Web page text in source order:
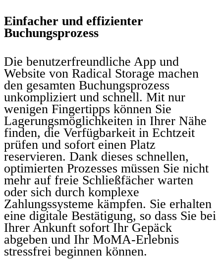
Einfacher und effizienter
Buchungsprozess
Die benutzerfreundliche App und
Website von Radical Storage machen
den gesamten Buchungsprozess
unkompliziert und schnell. Mit nur
wenigen Fingertipps können Sie
Lagerungsmöglichkeiten in Ihrer Nähe
finden, die Verfügbarkeit in Echtzeit
prüfen und sofort einen Platz
reservieren. Dank dieses schnellen,
optimierten Prozesses müssen Sie nicht
mehr auf freie Schließfächer warten
oder sich durch komplexe
Zahlungssysteme kämpfen. Sie erhalten
eine digitale Bestätigung, so dass Sie bei
Ihrer Ankunft sofort Ihr Gepäck
abgeben und Ihr MoMA-Erlebnis
stressfrei beginnen können.